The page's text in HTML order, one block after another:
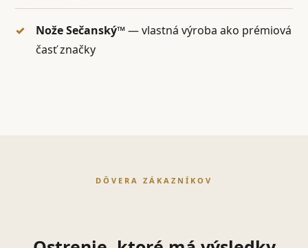
Nože Sečanský™— vlastná výroba ako prémiová
časť značky
DÔVERA ZÁKAZNÍKOV